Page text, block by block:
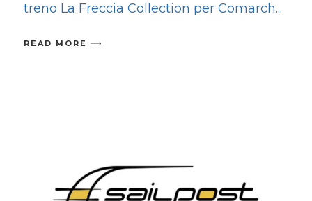
treno La Freccia Collection per Comarch
READ MORE